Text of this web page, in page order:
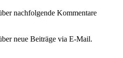
nachfolgende Kommentare
neue Beiträge via E-Mail.